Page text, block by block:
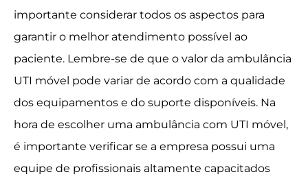
importante considerar todos os aspectos para
garantir o melhor atendimento possível ao
paciente. Lembre-se de que o valor da ambulância
UTI móvel pode variar de acordo com a qualidade
dos equipamentos e do suporte disponíveis. Na
hora de escolher uma ambulância com UTI móvel,
é importante verificar se a empresa possui uma
equipe de profissionais altamente capacitados